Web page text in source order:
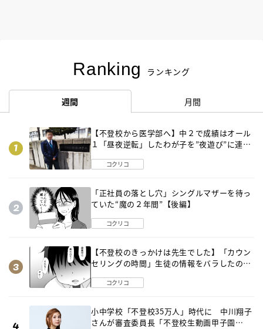
Ranking ランキング
週間 月間
【不登校から医学部へ】中２で成績はオール
１「昼夜逆転」したわが子を”夜遊び”に連れ
コクリコ
「正社員の落とし穴」シングルマザーを待っ
ていた“魔の２年間”【後編】
コクリコ
【不登校のきっかけは先生でした】「カウン
セリングの時間」生徒の情報をバラしたの
コクリコ
小中学校「不登校35万人」時代に 中川翔子
さんが審査委員長「不登校生動画甲子園